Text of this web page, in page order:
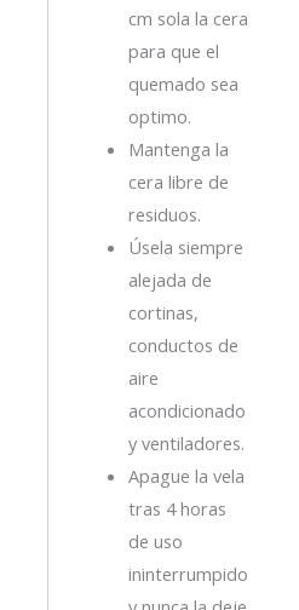
cm sola la cera
para que el
quemado sea
optimo.
Mantenga la
cera libre de
residuos.
Úsela siempre
alejada de
cortinas,
conductos de
aire
acondicionado
y ventiladores.
Apague la vela
tras 4 horas
de uso
ininterrumpido